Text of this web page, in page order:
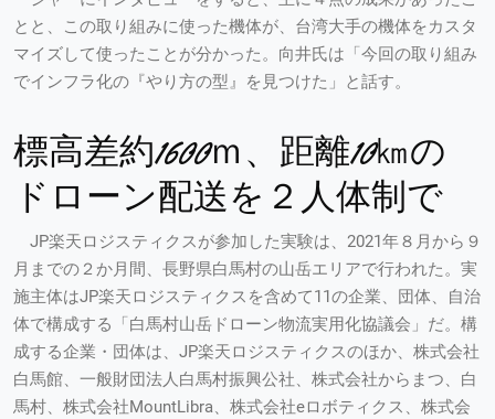
とと、この取り組みに使った機体が、台湾大手の機体をカスタ
マイズして使ったことが分かった。向井氏は「今回の取り組み
でインフラ化の『やり方の型』を見つけた」と話す。
標高差約1600ｍ、距離10㎞の
ドローン配送を２人体制で
JP楽天ロジスティクスが参加した実験は、2021年８月から９
月までの２か月間、長野県白馬村の山岳エリアで行われた。実
施主体はJP楽天ロジスティクスを含めて11の企業、団体、自治
体で構成する「白馬村山岳ドローン物流実用化協議会」だ。構
成する企業・団体は、JP楽天ロジスティクスのほか、株式会社
白馬館、一般財団法人白馬村振興公社、株式会社からまつ、白
馬村、株式会社MountLibra、株式会社eロボティクス、株式会